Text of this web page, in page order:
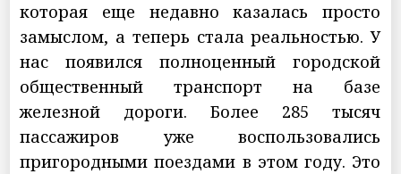
которая еще недавно казалась просто
замыслом, а теперь стала реальностью. У
нас появился полноценный городской
общественный транспорт на базе
железной дороги. Более 285 тысяч
пассажиров уже воспользовались
пригородными поездами в этом году. Это